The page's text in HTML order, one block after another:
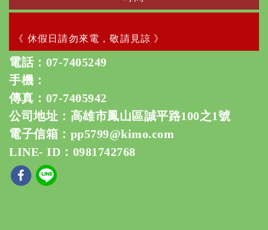
《 休假日請勿來電，敬請見諒 》
電話： 07-7405249
手機：
傳真：07-7405942
公司地址：高雄市鳳山區誠平路100之1號
電子信箱： pp5799@kimo.com
LINE- ID：0981742768